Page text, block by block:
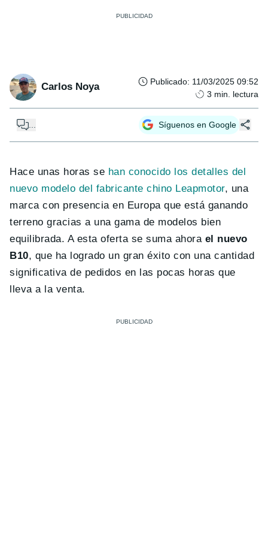
Carlos Noya Publicado: 11/03/2025 09:52
3 min. lectura
Síguenos en Google
Hace unas horas se han conocido los detalles del
nuevo modelo del fabricante chino Leapmotor, una
marca con presencia en Europa que está ganando
terreno gracias a una gama de modelos bien
equilibrada. A esta oferta se suma ahora el nuevo
B10, que ha logrado un gran éxito con una cantidad
significativa de pedidos en las pocas horas que
lleva a la venta.